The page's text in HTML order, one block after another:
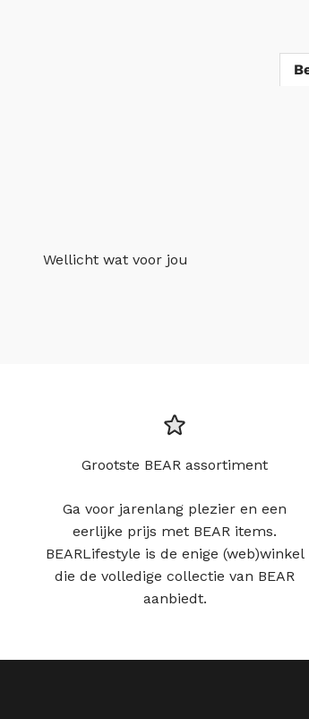
Wellicht wat voor jou
Grootste BEAR assortiment
Ga voor jarenlang plezier en een
eerlijke prijs met BEAR items.
BEARLifestyle is de enige (web)winkel
die de volledige collectie van BEAR
aanbiedt.